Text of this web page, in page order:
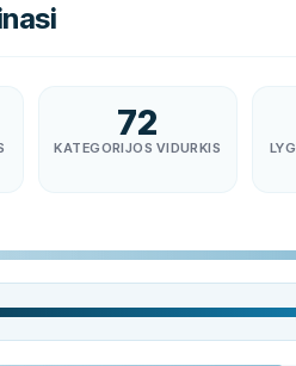
72
KATEGORIJOS VIDURKIS